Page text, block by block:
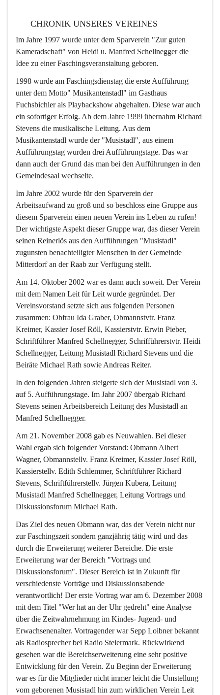
      CHRONIK UNSERES VEREINES
Im Jahre 1997 wurde unter dem Sparverein "Zur guten
Kameradschaft" von Heidi u. Manfred Schellnegger die
Idee zu einer Faschingsveranstaltung geboren.
1998 wurde am Faschingsdienstag die erste Aufführung
unter dem Motto" Musikantenstadl" im Gasthaus
Fuchsbichler als Playbackshow abgehalten. Diese war auch
ein sofortiger Erfolg. Ab dem Jahre 1999 übernahm Richard
Stevens die musikalische Leitung. Aus dem
Musikantenstadl wurde der "Musistadl", aus einem
Aufführungstag wurden drei Aufführungstage. Das war
dann auch der Grund das man bei den Aufführungen in den
Gemeindesaal wechselte.
Im Jahre 2002 wurde für den Sparverein der
Arbeitsaufwand zu groß und so beschloss eine Gruppe aus
diesem Sparverein einen neuen Verein ins Leben zu rufen!
Der wichtigste Aspekt dieser Gruppe war, das dieser Verein
seinen Reinerlös aus den Aufführungen "Musistadl"
zugunsten benachteiligter Menschen in der Gemeinde
Mitterdorf an der Raab zur Verfügung stellt.
Am 14. Oktober 2002 war es dann auch soweit. Der Verein
mit dem Namen Leit für Leit wurde gegründet. Der
Vereinsvorstand setzte sich aus folgenden Personen
zusammen: Obfrau Ida Graber, Obmannstvtr. Franz
Kreimer, Kassier Josef Röll, Kassierstvtr. Erwin Pieber,
Schriftführer Manfred Schellnegger, Schrifführerstvtr. Heidi
Schellnegger, Leitung Musistadl Richard Stevens und die
Beiräte Michael Rath sowie Andreas Reiter.
In den folgenden Jahren steigerte sich der Musistadl von 3.
auf 5. Aufführungstage. Im Jahr 2007 übergab Richard
Stevens seinen Arbeitsbereich Leitung des Musistadl an
Manfred Schellnegger.
Am 21. November 2008 gab es Neuwahlen. Bei dieser
Wahl ergab sich folgender Vorstand: Obmann Albert
Wagner, Obmannstellv. Franz Kreimer, Kassier Josef Röll,
Kassierstellv. Edith Schlemmer, Schriftführer Richard
Stevens, Schriftführerstellv. Jürgen Kubera, Leitung
Musistadl Manfred Schellnegger, Leitung Vortrags und
Diskussionsforum Michael Rath.
Das Ziel des neuen Obmann war, das der Verein nicht nur
zur Faschingszeit sondern ganzjährig tätig wird und das
durch die Erweiterung weiterer Bereiche. Die erste
Erweiterung war der Bereich "Vortrags und
Diskussionsforum". Dieser Bereich ist in Zukunft für
verschiedenste Vorträge und Diskussionsabende
verantwortlich! Der erste Vortrag war am 6. Dezember 2008
mit dem Titel "Wer hat an der Uhr gedreht" eine Analyse
über die Zeitwahrnehmung im Kindes- Jugend- und
Erwachsenenalter. Vortragender war Sepp Loibner bekannt
als Radiosprecher bei Radio Steiermark. Rückwirkend
gesehen war die Bereichserweiterung eine sehr positive
Entwicklung für den Verein. Zu Beginn der Erweiterung
war es für die Mitglieder nicht immer leicht die Umstellung
vom geborenen Musistadl hin zum wirklichen Verein Leit